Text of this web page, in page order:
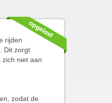
rijden
Dit zorgt
niet aan
zodat de